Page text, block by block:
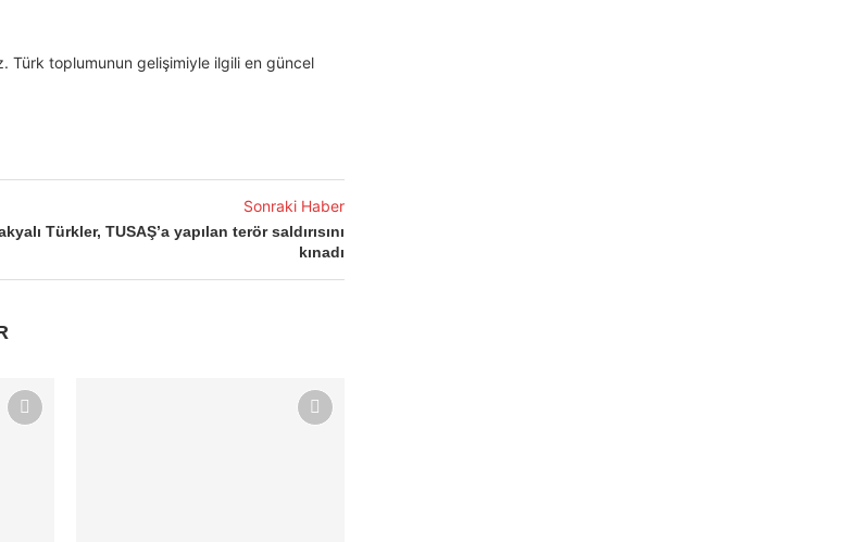
Türk toplumunun gelişimiyle ilgili en güncel
Sonraki Haber
Türkler, TUSAŞ’a yapılan terör saldırısını
kınadı